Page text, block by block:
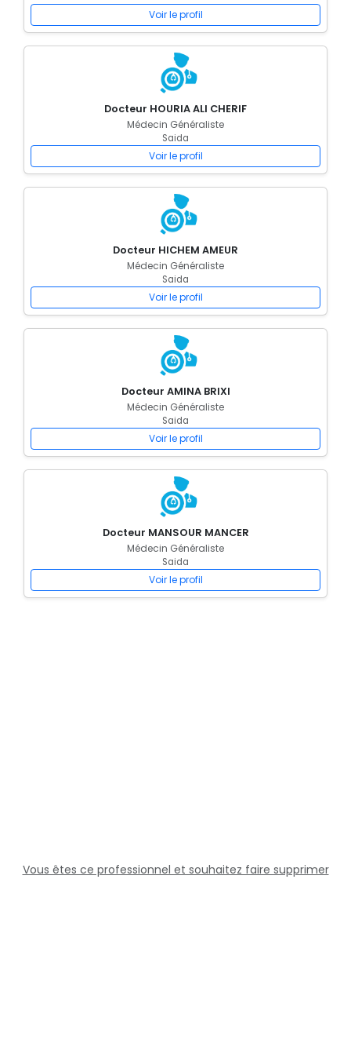
Voir le profil
Docteur HOURIA ALI CHERIF
Médecin Généraliste
Saida
Voir le profil
Docteur HICHEM AMEUR
Médecin Généraliste
Saida
Voir le profil
Docteur AMINA BRIXI
Médecin Généraliste
Saida
Voir le profil
Docteur MANSOUR MANCER
Médecin Généraliste
Saida
Voir le profil
Vous êtes ce professionnel et souhaitez faire supprimer